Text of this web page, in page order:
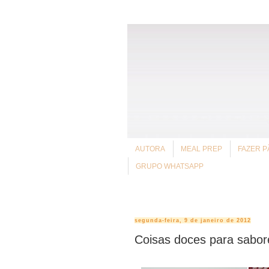
AUTORA MEAL PREP FAZER
GRUPO WHATSAPP
segunda-feira, 9 de janeiro de 2012
Coisas doces para